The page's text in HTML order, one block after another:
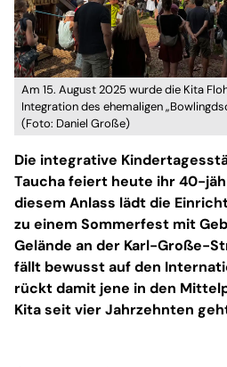
Am 15. August 2025 wurde die Kita
Integration des ehemaligen
(Foto: Daniel Große)
Die integrative
Taucha feiert heute ihr 40-
diesem Anlass lädt die
zu einem Sommerfest mit
Gelände an der Karl-Große-
fällt bewusst auf den
rückt damit jene in den
Kita seit vier Jahrzehnten